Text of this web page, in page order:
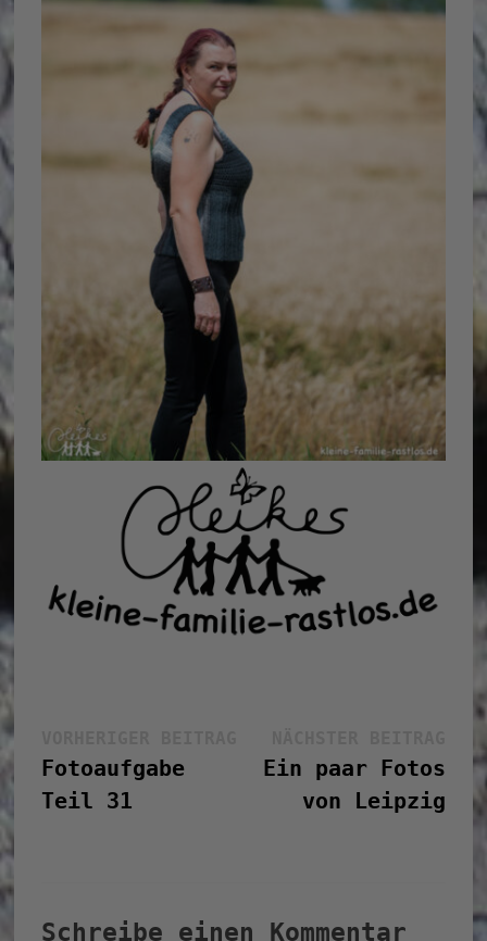
Beitrag:
Fotoaufgabe
Teil 31
Ein paar Fotos
von Leipzig
Schreibe einen Kommentar